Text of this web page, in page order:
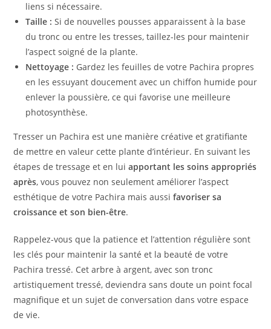
liens si nécessaire.
Taille : Si de nouvelles pousses apparaissent à la base
du tronc ou entre les tresses, taillez-les pour maintenir
l’aspect soigné de la plante.
Nettoyage : Gardez les feuilles de votre Pachira propres
en les essuyant doucement avec un chiffon humide pour
enlever la poussière, ce qui favorise une meilleure
photosynthèse.
Tresser un Pachira est une manière créative et gratifiante
de mettre en valeur cette plante d’intérieur. En suivant les
étapes de tressage et en luiapportant les soins appropriés
après, vous pouvez non seulement améliorer l’aspect
esthétique de votre Pachira mais aussifavoriser sa
croissance et son bien-être.
Rappelez-vous que la patience et l’attention régulière sont
les clés pour maintenir la santé et la beauté de votre
Pachira tressé. Cet arbre à argent, avec son tronc
artistiquement tressé, deviendra sans doute un point focal
magnifique et un sujet de conversation dans votre espace
de vie.